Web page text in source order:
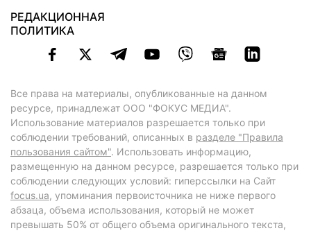
РЕДАКЦИОННАЯ
ПОЛИТИКА
Все права на материалы, опубликованные на данном
ресурсе, принадлежат ООО "ФОКУС МЕДИА".
Использование материалов разрешается только при
соблюдении требований, описанных в разделе "Правила
пользования сайтом". Использовать информацию,
размещенную на данном ресурсе, разрешается только при
соблюдении следующих условий: гиперссылки на Сайт
focus.ua, упоминания первоисточника не ниже первого
абзаца, объема использования, который не может
превышать 50% от общего объема оригинального текста,